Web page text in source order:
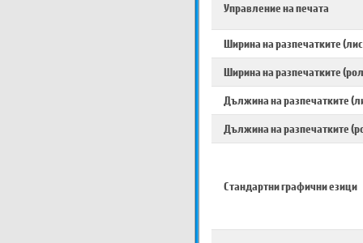
Управление на печата
Ширина на разпечатките
Ширина на разпечатките
Дължина на разпечатките
Дължина на разпечатките
Стандартни графични езици